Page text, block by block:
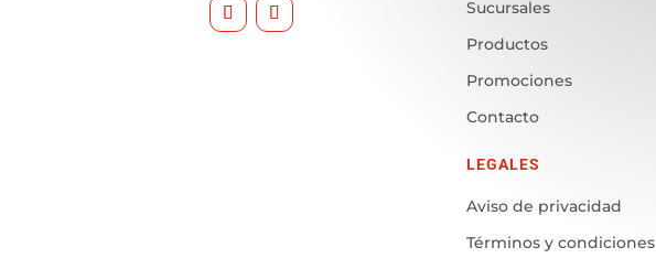
Sucursales
Productos
Promociones
Contacto
LEGALES
Aviso de privacidad
Términos y condiciones